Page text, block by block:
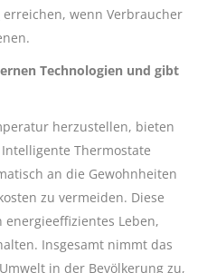
erreichen, wenn Verbraucher
Technologien und gibt
herzustellen, bieten
Thermostate
an die Gewohnheiten
zu vermeiden. Diese
Leben,
Insgesamt nimmt das
in der Bevölkerung zu,